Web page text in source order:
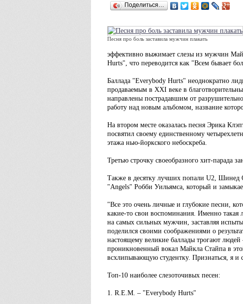
Поделиться…
Песня про боль заставила мужчин плакать
эффективно выжимает слезы из мужчин
Hurts", что переводится как "Всем бывает
Баллада "Everybody Hurts" неоднократно
продаваемым в XXI веке в
направлены пострадавшим от
работу над новым альбомом, название
На втором месте оказалась песня Эрика
посвятил своему единственному
этажа нью-йоркского небоскреба.
Третью строчку своеобразного хит-парада
Также в десятку лучших попали U2, Шинед
"Angels" Робби Уильямса, который и
"Все это очень личные и глубокие песни,
какие-то свои воспоминания. Именно такая
на самых сильных мужчин, заставляя
поделился своими соображениями о
настоящему великие баллады трогают
проникновенный вокал Майкла Стайпа в
всхлипывающую студентку. Признаться, я и
Топ-10 наиболее слезоточивых песен:
1. R.E.M. – "Everybody Hurts"